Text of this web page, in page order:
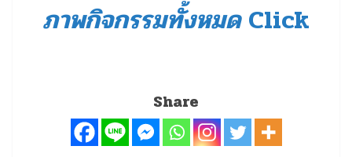
ภาพกิจกรรมทั้งหมดClick
Share